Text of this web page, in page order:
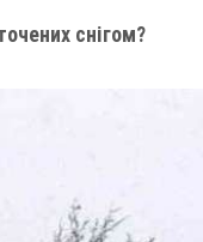
снігом?